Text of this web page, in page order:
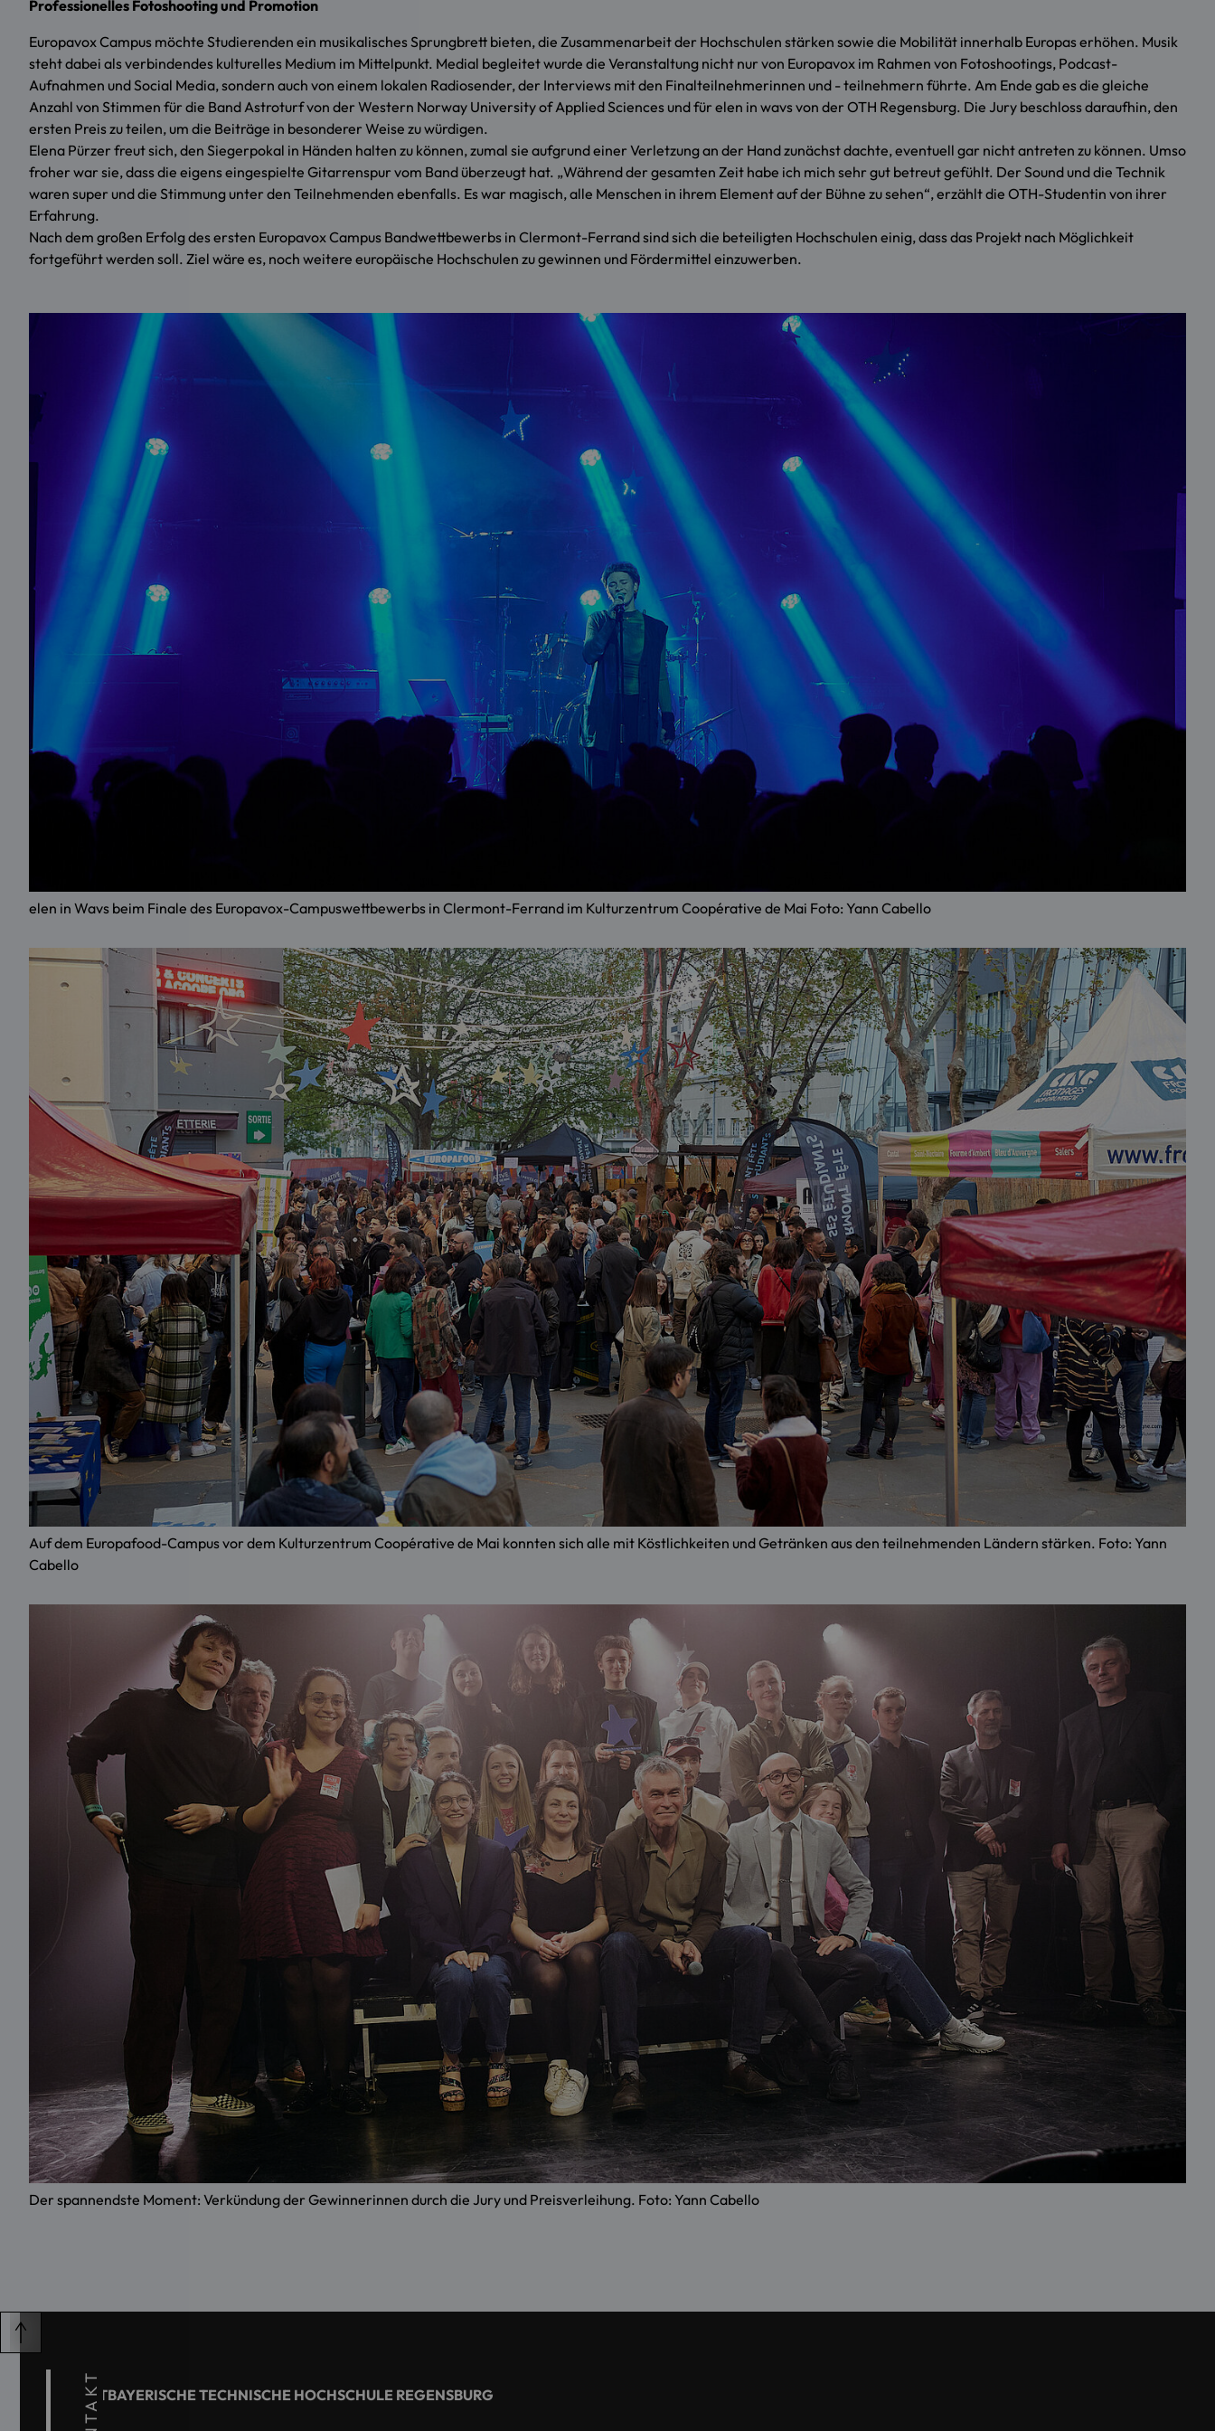
Professionelles Fotoshooting und Promotion
Europavox Campus möchte Studierenden ein musikalisches Sprungbrett bieten, die Zusammenarbeit der Hochschulen stärken sowie die Mobilität innerhalb Europas erhöhen. Musik
steht dabei als verbindendes kulturelles Medium im Mittelpunkt. Medial begleitet wurde die Veranstaltung nicht nur von Europavox im Rahmen von Fotoshootings, Podcast-
Aufnahmen und Social Media, sondern auch von einem lokalen Radiosender, der Interviews mit den Finalteilnehmerinnen und - teilnehmern führte. Am Ende gab es die gleiche
Anzahl von Stimmen für die Band Astroturf von der Western Norway University of Applied Sciences und für elen in wavs von der OTH Regensburg. Die Jury beschloss daraufhin, den
ersten Preis zu teilen, um die Beiträge in besonderer Weise zu würdigen.
Elena Pürzer freut sich, den Siegerpokal in Händen halten zu können, zumal sie aufgrund einer Verletzung an der Hand zunächst dachte, eventuell gar nicht antreten zu können. Umso
froher war sie, dass die eigens eingespielte Gitarrenspur vom Band überzeugt hat. „Während der gesamten Zeit habe ich mich sehr gut betreut gefühlt. Der Sound und die Technik
waren super und die Stimmung unter den Teilnehmenden ebenfalls. Es war magisch, alle Menschen in ihrem Element auf der Bühne zu sehen“, erzählt die OTH-Studentin von ihrer
Erfahrung.
Nach dem großen Erfolg des ersten Europavox Campus Bandwettbewerbs in Clermont-Ferrand sind sich die beteiligten Hochschulen einig, dass das Projekt nach Möglichkeit
fortgeführt werden soll. Ziel wäre es, noch weitere europäische Hochschulen zu gewinnen und Fördermittel einzuwerben.
elen in Wavs beim Finale des Europavox-Campuswettbewerbs in Clermont-Ferrand im Kulturzentrum Coopérative de Mai Foto: Yann Cabello
Auf dem Europafood-Campus vor dem Kulturzentrum Coopérative de Mai konnten sich alle mit Köstlichkeiten und Getränken aus den teilnehmenden Ländern stärken. Foto: Yann
Cabello
Der spannendste Moment: Verkündung der Gewinnerinnen durch die Jury und Preisverleihung. Foto: Yann Cabello
OSTBAYERISCHE TECHNISCHE HOCHSCHULE REGENSBURG